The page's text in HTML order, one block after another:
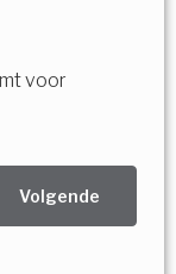
voor
Volgende